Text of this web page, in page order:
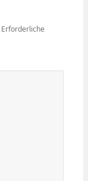
Erforderliche